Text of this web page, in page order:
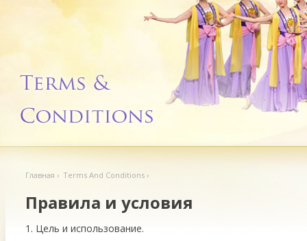
Главная › Terms And Conditions ›
Правила и условия
1. Цель и использование.